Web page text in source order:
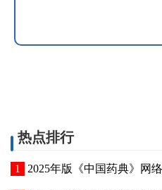
热点排行
2025年版《中国药典》网